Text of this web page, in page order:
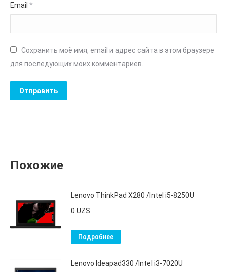
Email *
Сохранить моё имя, email и адрес сайта в этом браузере
для последующих моих комментариев.
Похожие
Lenovo ThinkPad X280 /Intel i5-8250U
0 UZS
Подробнее
Lenovo Ideapad330 /Intel i3-7020U